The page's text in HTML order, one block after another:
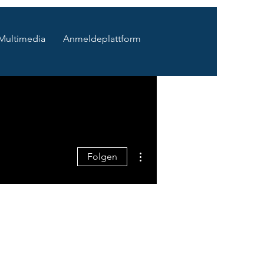
Anmeldeplattform
Folgen